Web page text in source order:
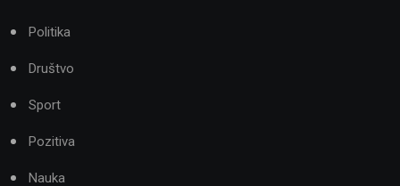
Politika
Društvo
Sport
Pozitiva
Nauka